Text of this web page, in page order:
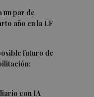
un par de
año en la LF
futuro de
con IA